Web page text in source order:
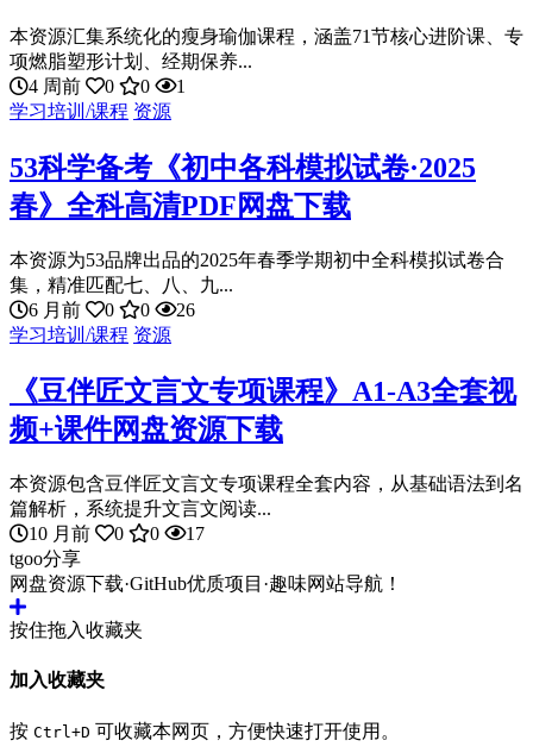
本资源汇集系统化的瘦身瑜伽课程，涵盖71节核心进阶课、专
项燃脂塑形计划、经期保养...
4 周前
0 0
1
学习培训/课程 资源
53科学备考《初中各科模拟试卷·2025
春》全科高清PDF网盘下载
本资源为53品牌出品的2025年春季学期初中全科模拟试卷合
集，精准匹配七、八、九...
6 月前
0 0
26
学习培训/课程 资源
《豆伴匠文言文专项课程》A1-A3全套视
频+课件网盘资源下载
本资源包含豆伴匠文言文专项课程全套内容，从基础语法到名
篇解析，系统提升文言文阅读...
10 月前
0 0
17
tgoo分享
网盘资源下载·GitHub优质项目·趣味网站导航！
按住拖入收藏夹
加入收藏夹
按 Ctrl+D 可收藏本网页，方便快速打开使用。